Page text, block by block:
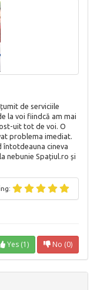
de serviciile
la voi fiindcă am mai
uit tot de voi. O
problema imediat.
întotdeauna cineva
nebunie Spațiul.ro și
Yes (1) No (0)